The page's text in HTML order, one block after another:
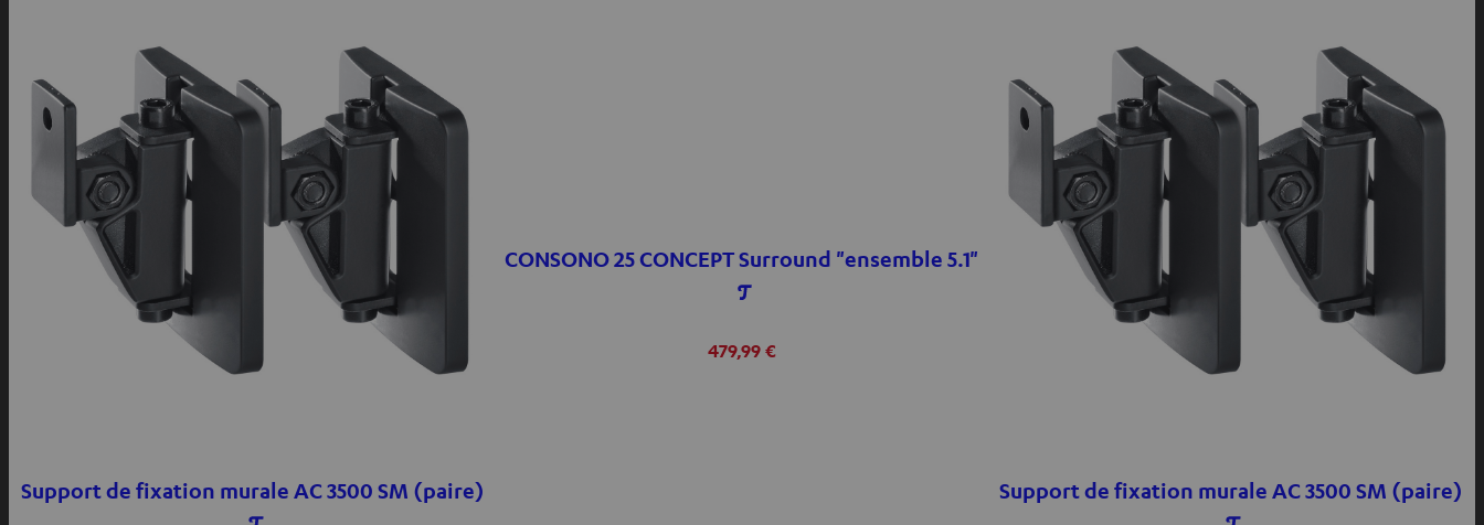
Support de fixation murale AC 3500 SM (paire)
CONSONO 25 CONCEPT Surround "ensemble 5.1"
479,99 €
Support de fixation murale AC 3500 SM (paire)